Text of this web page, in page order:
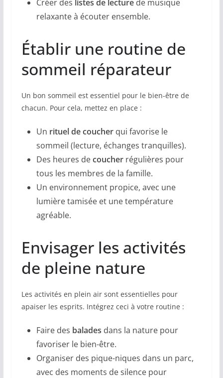
Créer des listes de lecturede musique
relaxante à écouter ensemble.
Établir une routine de
sommeil réparateur
Un bon sommeil est essentiel pour le bien-être de
chacun. Pour cela, mettez en place :
Un rituel de coucherqui favorise le
sommeil (lecture, échanges tranquilles).
Des heures decoucherrégulières pour
tous les membres de la famille.
Un environnement propice, avec une
lumière tamisée et une température
agréable.
Envisager les activités
de pleine nature
Les activités en plein air sont essentielles pour
apaiser les esprits. Intégrez ceci à votre routine :
Faire des balades dans la nature pour
favoriser le bien-être.
Organiser des pique-niques dans un parc,
avec des moments de silence pour